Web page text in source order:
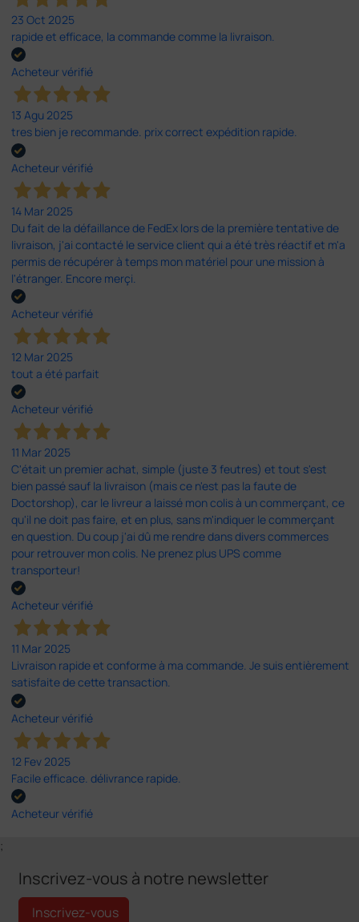
23 Oct 2025
rapide et efficace, la commande comme la livraison.
Acheteur vérifié
13 Agu 2025
tres bien je recommande. prix correct expédition rapide.
Acheteur vérifié
14 Mar 2025
Du fait de la défaillance de FedEx lors de la première tentative de
livraison, j'ai contacté le service client qui a été très réactif et m'a
permis de récupérer à temps mon matériel pour une mission à
l'étranger. Encore merçi.
Acheteur vérifié
12 Mar 2025
tout a été parfait
Acheteur vérifié
11 Mar 2025
C'était un premier achat, simple (juste 3 feutres) et tout s'est
bien passé sauf la livraison (mais ce n'est pas la faute de
Doctorshop), car le livreur a laissé mon colis à un commerçant, ce
qu'il ne doit pas faire, et en plus, sans m'indiquer le commerçant
en question. Du coup j'ai dû me rendre dans divers commerces
pour retrouver mon colis. Ne prenez plus UPS comme
transporteur!
Acheteur vérifié
11 Mar 2025
Livraison rapide et conforme à ma commande. Je suis entièrement
satisfaite de cette transaction.
Acheteur vérifié
12 Fev 2025
Facile efficace. délivrance rapide.
Acheteur vérifié
;
Inscrivez-vous à notre newsletter
Inscrivez-vous